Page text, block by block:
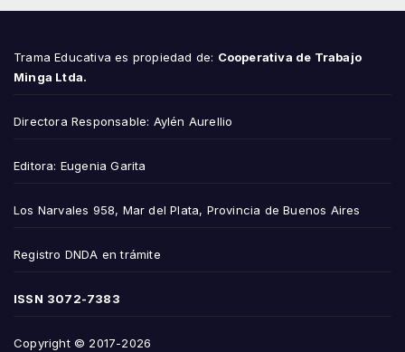
Trama Educativa es propiedad de: Cooperativa de Trabajo
Minga Ltda.
Directora Responsable: Aylén Aurellio
Editora: Eugenia Garita
Los Narvales 958, Mar del Plata, Provincia de Buenos Aires
Registro DNDA en trámite
ISSN 3072-7383
Copyright © 2017-2026